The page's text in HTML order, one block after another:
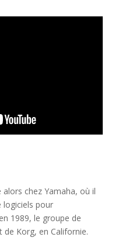
chez Yamaha, où il
logiciels pour
1989, le groupe de
Korg, en Californie.